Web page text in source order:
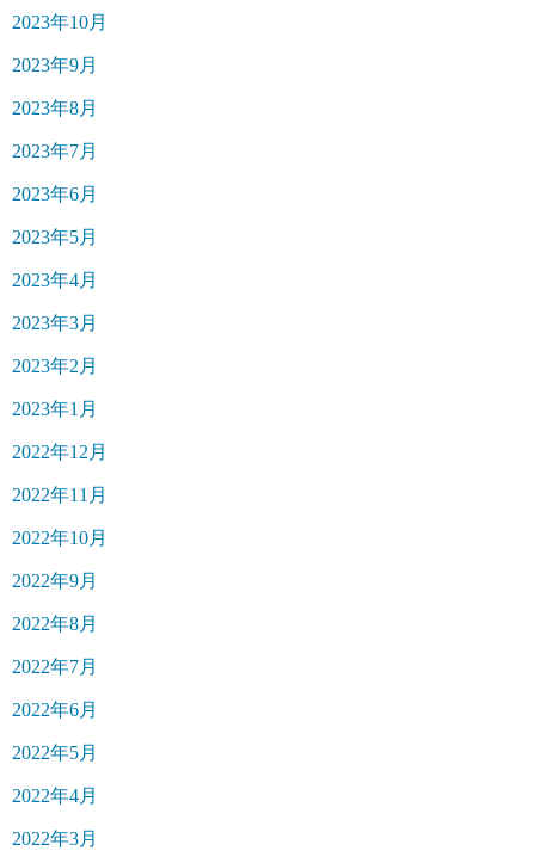
2023年10月
2023年9月
2023年8月
2023年7月
2023年6月
2023年5月
2023年4月
2023年3月
2023年2月
2023年1月
2022年12月
2022年11月
2022年10月
2022年9月
2022年8月
2022年7月
2022年6月
2022年5月
2022年4月
2022年3月